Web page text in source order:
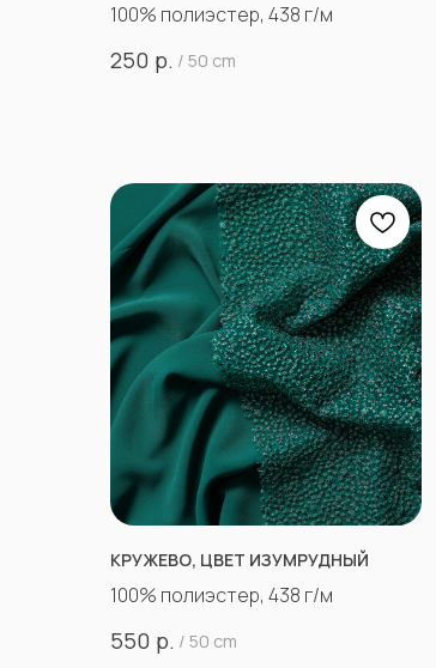
100% полиэстер, 438 г/м
250 р. / 50 cm
КРУЖЕВО, ЦВЕТ ИЗУМРУДНЫЙ
100% полиэстер, 438 г/м
550 р. / 50 cm